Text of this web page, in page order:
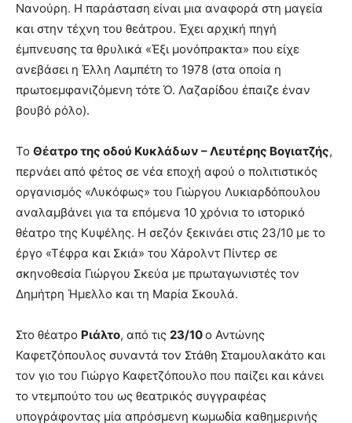
Νανούρη. Η παράσταση είναι μια αναφορά στη μαγεία
και στην τέχνη του θεάτρου. Έχει αρχική πηγή
έμπνευσης τα θρυλικά «Έξι μονόπρακτα» που είχε
ανεβάσει η Έλλη Λαμπέτη το 1978 (στα οποία η
πρωτοεμφανιζόμενη τότε Ό. Λαζαρίδου έπαιζε έναν
βουβό ρόλο).
Το Θέατρο της οδού Κυκλάδων – Λευτέρης Βογιατζής,
περνάει από φέτος σε νέα εποχή αφού o πολιτιστικός
οργανισμός «Λυκόφως» του Γιώργου Λυκιαρδόπουλου
αναλαμβάνει για τα επόμενα 10 χρόνια το ιστορικό
θέατρο της Κυψέλης. Η σεζόν ξεκινάει στις 23/10 με το
έργο «Τέφρα και Σκιά» του Χάρολντ Πίντερ σε
σκηνοθεσία Γιώργου Σκεύα με πρωταγωνιστές τον
Δημήτρη Ήμελλο και τη Μαρία Σκουλά.
Στο θέατρο Ριάλτο, από τις 23/10ο Αντώνης
Καφετζόπουλος συναντά τον Στάθη Σταμουλακάτο και
τον γιο του Γιώργο Καφετζόπουλο που παίζει και κάνει
το ντεμπούτο του ως θεατρικός συγγραφέας
υπογράφοντας μία απρόσμενη κωμωδία καθημερινής